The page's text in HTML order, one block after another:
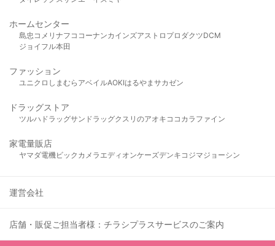
ホームセンター
島忠 コメリ ナフコ コーナンカインズアストロプロダクツDCM
ジョイフル本田
ファッション
ユニクロ しまむら アベイルAOKIはるやま サカゼン
ドラッグストア
ツルハドラッグサンドラッグクスリのアオキ ココカラファイン
家電量販店
ヤマダ電機ビックカメラ エディオンケーズデンキ コジマジョーシン
運営会社
店舗・販促ご担当者様：チラシプラスサービスのご案内